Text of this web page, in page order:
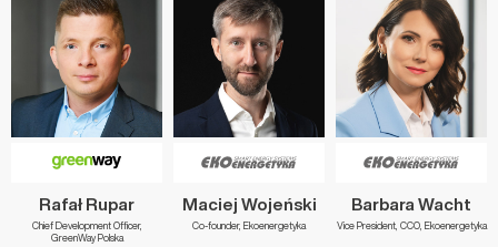
Rafał Rupar
Chief Development Officer,
GreenWay Polska
Maciej Wojeński
Co-founder, Ekoenergetyka
Barbara Wacht
Vice President, CCO, Ekoenergetyka